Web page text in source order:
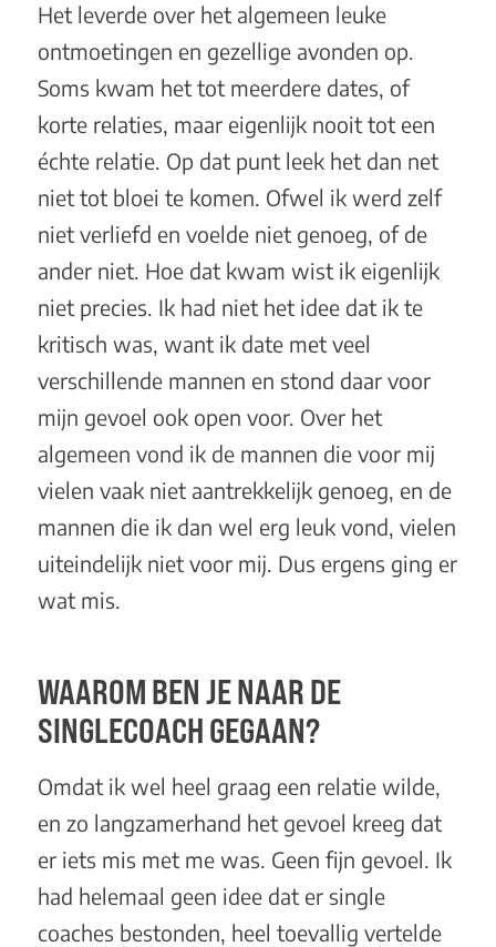
Het leverde over het algemeen leuke
ontmoetingen en gezellige avonden op.
Soms kwam het tot meerdere dates, of
korte relaties, maar eigenlijk nooit tot een
échte relatie. Op dat punt leek het dan net
niet tot bloei te komen. Ofwel ik werd zelf
niet verliefd en voelde niet genoeg, of de
ander niet. Hoe dat kwam wist ik eigenlijk
niet precies. Ik had niet het idee dat ik te
kritisch was, want ik date met veel
verschillende mannen en stond daar voor
mijn gevoel ook open voor. Over het
algemeen vond ik de mannen die voor mij
vielen vaak niet aantrekkelijk genoeg, en de
mannen die ik dan wel erg leuk vond, vielen
uiteindelijk niet voor mij. Dus ergens ging er
wat mis.
WAAROM BEN JE NAAR DE
SINGLECOACH GEGAAN?
Omdat ik wel heel graag een relatie wilde,
en zo langzamerhand het gevoel kreeg dat
er iets mis met me was. Geen fijn gevoel. Ik
had helemaal geen idee dat er single
coaches bestonden, heel toevallig vertelde